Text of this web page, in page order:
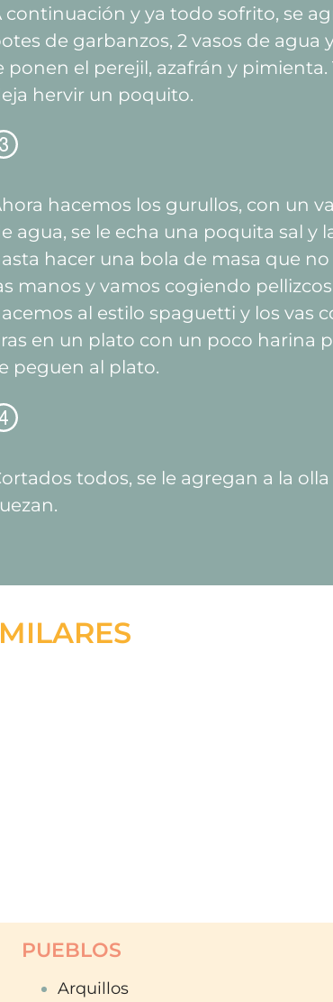
continuación y ya todo sofrito, se
de garbanzos, 2 vasos de agua
ponen el perejil, azafrán y pimienta.
hervir un poquito.
hacemos los gurullos, con un
agua, se le echa una poquita sal y
hacer una bola de masa que
manos y vamos cogiendo
al estilo spaguetti y los vas
en un plato con un poco harina
peguen al plato.
todos, se le agregan a la olla
PUEBLOS
Arquillos